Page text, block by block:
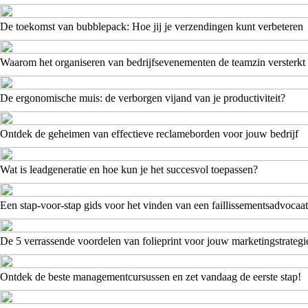
De toekomst van bubblepack: Hoe jij je verzendingen kunt verbeteren
Waarom het organiseren van bedrijfsevenementen de teamzin versterkt
De ergonomische muis: de verborgen vijand van je productiviteit?
Ontdek de geheimen van effectieve reclameborden voor jouw bedrijf
Wat is leadgeneratie en hoe kun je het succesvol toepassen?
Een stap-voor-stap gids voor het vinden van een faillissementsadvocaat
De 5 verrassende voordelen van folieprint voor jouw
Ontdek de beste managementcursussen en zet vandaag de eerste stap!